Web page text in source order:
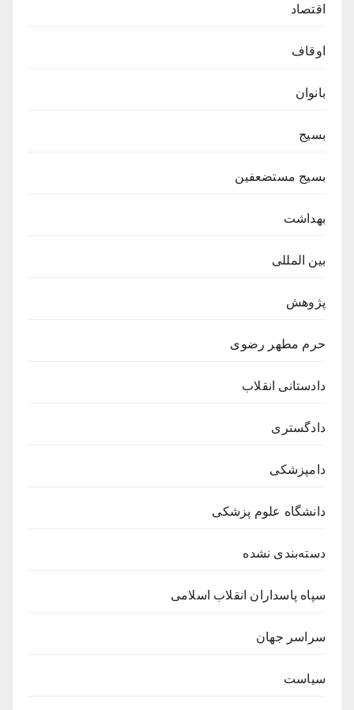
اقتصاد
اوقاف
بانوان
بسیج
بسیج مستضعفین
بهداشت
بین المللی
پژوهش
حرم مطهر رضوی
دادستانی انقلاب
دادگستری
دامپزشکی
دانشگاه علوم پزشکی
دسته‌بندی نشده
سپاه پاسداران انقلاب اسلامی
سراسر جهان
سیاست